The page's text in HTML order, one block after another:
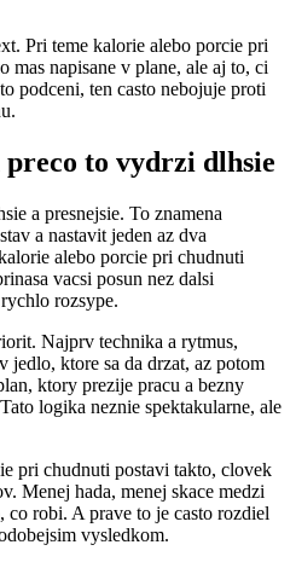
Pri teme kalorie alebo porcie pri
mas napisane v plane, ale aj to, ci
podceni, ten casto nebojuje proti
preco to vydrzi dlhsie
a presnejsie. To znamena
a nastavit jeden az dva
alebo porcie pri chudnuti
vacsi posun nez dalsi
rozsype.
Najprv technika a rytmus,
jedlo, ktore sa da drzat, az potom
ktory prezije pracu a bezny
logika neznie spektakularne, ale
pri chudnuti postavi takto, clovek
Menej hada, menej skace medzi
robi. A prave to je casto rozdiel
vysledkom.